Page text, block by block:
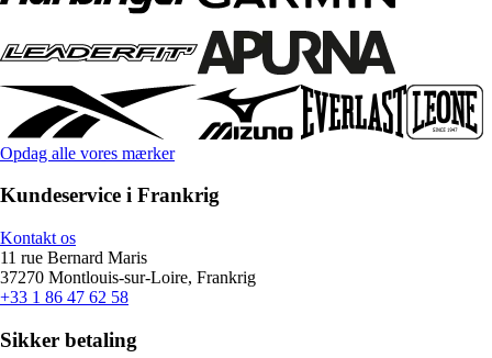
Opdag alle vores mærker
Kundeservice i Frankrig
Kontakt os
11 rue Bernard Maris
37270 Montlouis-sur-Loire, Frankrig
+33 1 86 47 62 58
Sikker betaling